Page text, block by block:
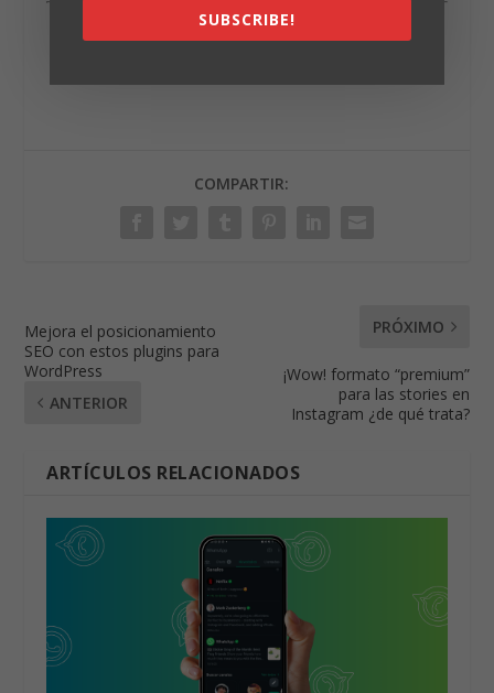
en Telegram:Marketing &
COMPARTIR:
Mejora el posicionamiento
SEO con estos plugins para
WordPress
ANTERIOR
PRÓXIMO
¡Wow! formato “premium”
para las stories en
Instagram ¿de qué trata?
ARTÍCULOS RELACIONADOS
SUBSCRIBE!